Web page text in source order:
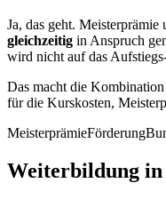
Ja, das geht. Meisterprämie
gleichzeitig in Anspruch
wird nicht auf das
Das macht die
für die Kurskosten,
MeisterprämieFörderung
Weiterbildung